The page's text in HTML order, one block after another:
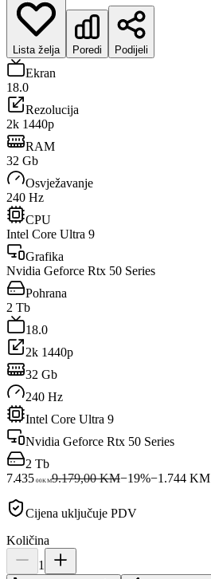
Lista želja Poredi Podijeli
Ekran
18.0
Rezolucija
2k 1440p
RAM
32 Gb
Osvježavanje
240 Hz
CPU
Intel Core Ultra 9
Grafika
Nvidia Geforce Rtx 50 Series
Pohrana
2 Tb
18.0
2k 1440p
32 Gb
240 Hz
Intel Core Ultra 9
Nvidia Geforce Rtx 50 Series
2 Tb
7.435 00KM9.179,00 KM−19%−1.744KM
Cijena uključuje PDV
Količina
1